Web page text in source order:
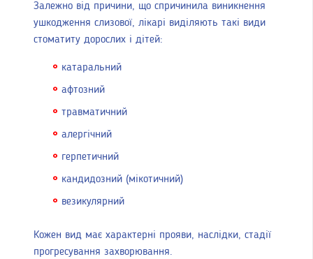
Залежно від причини, що спричинила виникнення
ушкодження слизової, лікарі виділяють такі види
стоматиту дорослих і дітей:
катаральний
афтозний
травматичний
алергічний
герпетичний
кандидозний (мікотичний)
везикулярний
Кожен вид має характерні прояви, наслідки, стадії
прогресування захворювання.